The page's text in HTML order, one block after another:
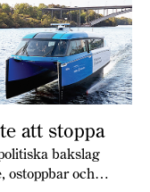
att stoppa
bakslag
ostoppbar och